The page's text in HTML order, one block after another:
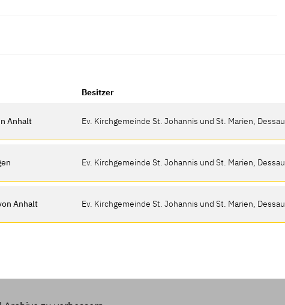
Besitzer
Anhalt Ev. Kirchgemeinde St. Johannis und St. Marien, Dessau
Ev. Kirchgemeinde St. Johannis und St. Marien, Dessau
Anhalt Ev. Kirchgemeinde St. Johannis und St. Marien, Dessau